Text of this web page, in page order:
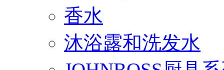
香水
沐浴露和洗发水